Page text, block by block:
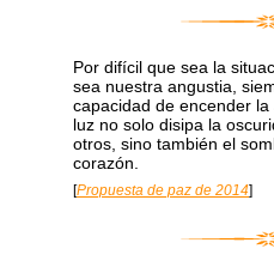
Por difícil que sea la
sea nuestra angustia,
capacidad de encender
luz no solo disipa la
otros, sino también el
corazón.
[Propuesta de paz de 2014]